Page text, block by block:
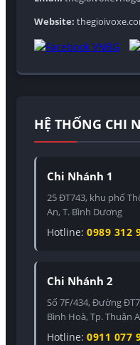
Website:
HỆ THỐNG CHI
Chi Nhánh 1
25 ĐT743, khu phố
An, T. Bình Dương
Hotline: 0989 312
Chi Nhánh 2
Số 7F/434, Đường
Bình Hoà, Tp. Thuận
Hotline: 0911 077